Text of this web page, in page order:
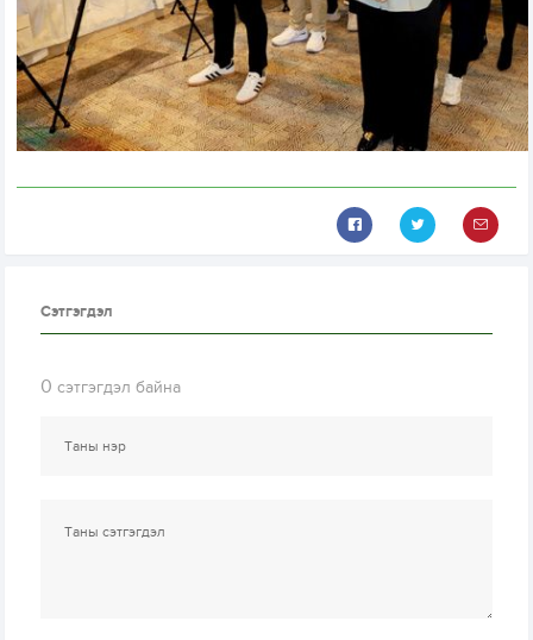
Сэтгэгдэл
0 сэтгэгдэл байна